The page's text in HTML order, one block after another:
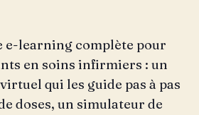
e-learning complète pour
en soins infirmiers : un
qui les guide pas à pas
doses, un simulateur de